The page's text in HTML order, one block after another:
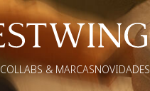
COLLABS & MARCASNOVIDADES